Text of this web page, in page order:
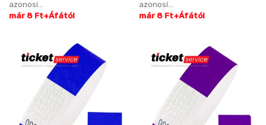
azonosí...
már 8 Ft+Áfától
azonosí...
már 8 Ft+Áfától